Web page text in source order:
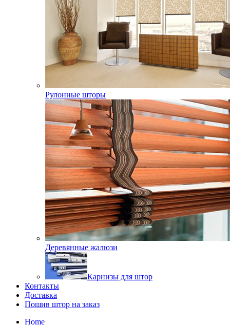
Рулонные шторы
Деревянные жалюзи
Карнизы для штор
Контакты
Доставка
Пошив штор на заказ
Home